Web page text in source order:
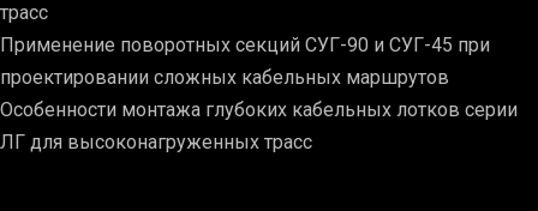
трасс
Применение поворотных секций СУГ-90 и СУГ-45 при
проектировании сложных кабельных маршрутов
Особенности монтажа глубоких кабельных лотков серии
ЛГ для высоконагруженных трасс